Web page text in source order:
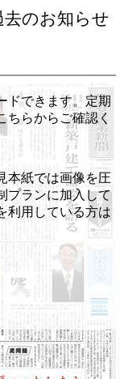
去のお知らせ
ドできます。定期
ちらからご確認く
本紙では画像を圧
プランに加入して
利用している方は